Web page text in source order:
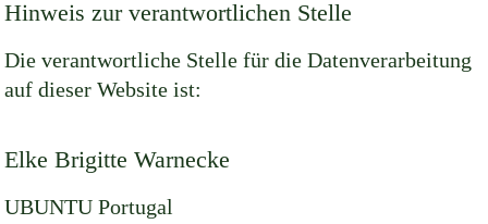
Hinweis zur verantwortlichen Stelle
Die verantwortliche Stelle für die Datenverarbeitung
auf dieser Website ist:
Elke Brigitte Warnecke
UBUNTU Portugal